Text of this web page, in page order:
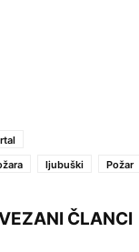
ljubuški Požar
ČLANCI